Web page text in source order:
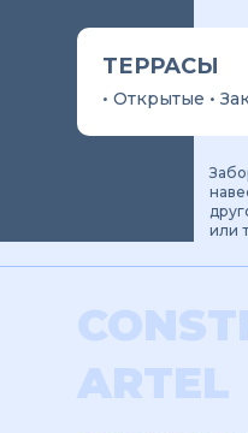
или
ТЕРРАСЫ
• Открытые •
ARTEL